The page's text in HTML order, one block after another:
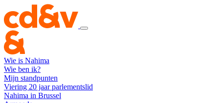
Wie is Nahima
Wie ben ik?
Mijn standpunten
Viering 20 jaar parlementslid
Nahima in Brussel